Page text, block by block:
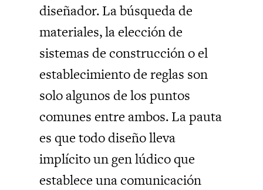
diseñador. La búsqueda de
materiales, la elección de
sistemas de construcción o el
establecimiento de reglas son
solo algunos de los puntos
comunes entre ambos. La pauta
es que todo diseño lleva
implícito un gen lúdico que
establece una comunicación